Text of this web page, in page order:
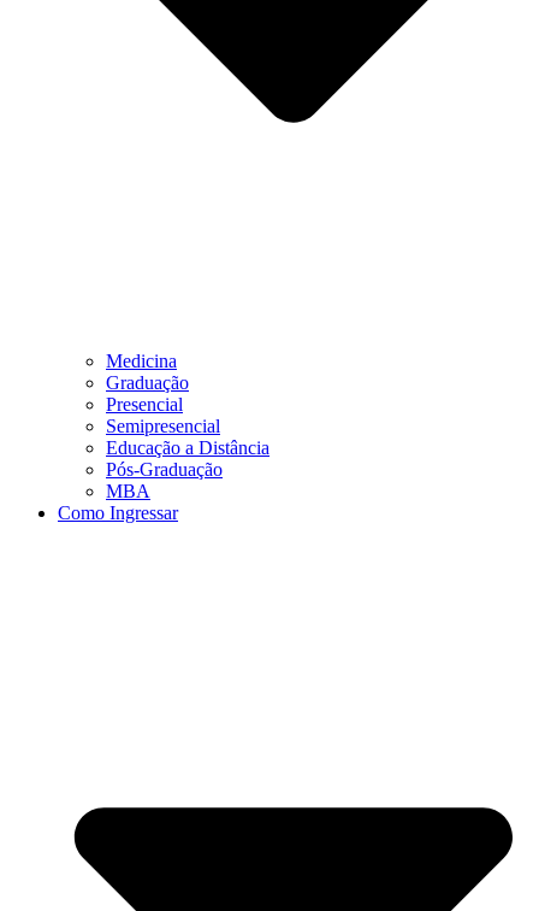
Medicina
Graduação
Presencial
Semipresencial
Educação a Distância
Pós-Graduação
MBA
Como Ingressar